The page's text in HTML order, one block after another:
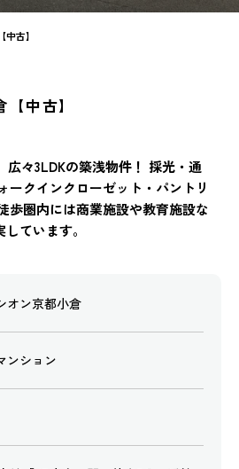
古】
中古】
々3LDKの築浅物件！ 採光・通
クインクローゼット・パントリ
歩圏内には商業施設や教育施設な
ています。
オン京都小倉
ンション